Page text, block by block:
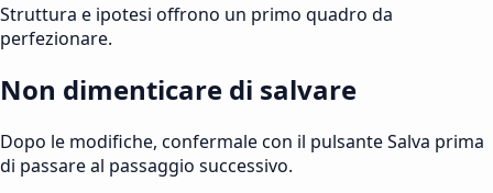
Struttura e ipotesi offrono un primo quadro da
perfezionare.
Non dimenticare di salvare
Dopo le modifiche, confermale con il pulsante Salva prima
di passare al passaggio successivo.